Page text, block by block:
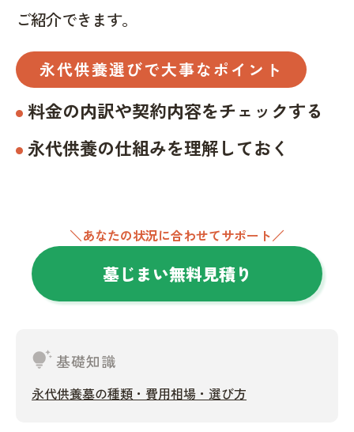
ご紹介できます。
永代供養選びで大事なポイント
料金の内訳や契約内容をチェックする
永代供養の仕組みを理解しておく
＼あなたの状況に合わせてサポート／
墓じまい無料見積り
tips_and_updates基礎知識
永代供養墓の種類・費用相場・選び方